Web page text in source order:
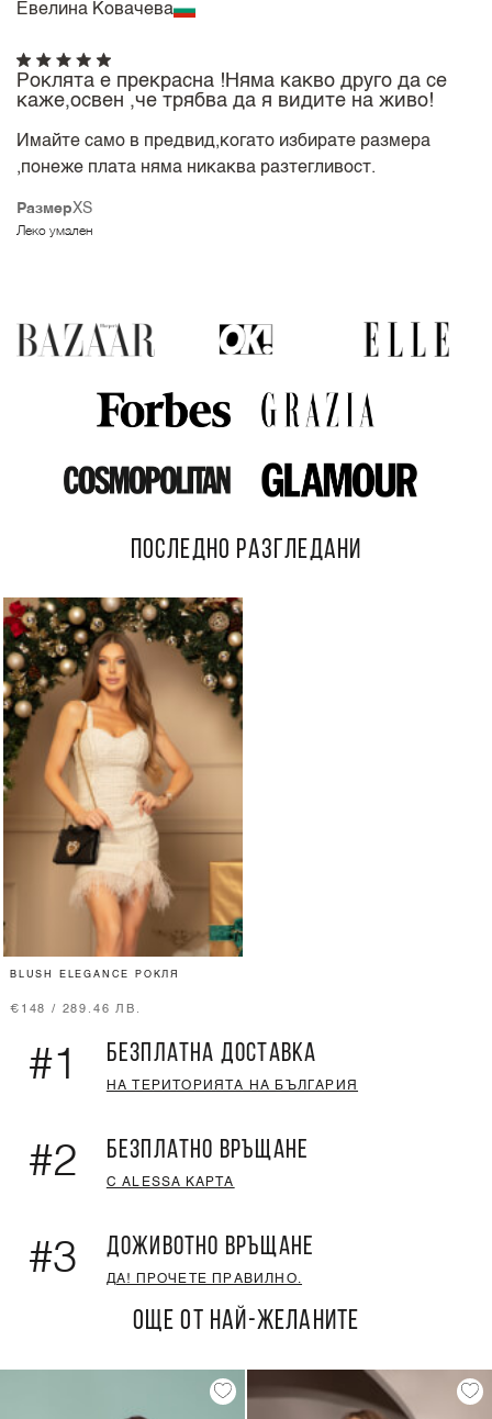
Евелина Ковачева
РазмерXS
Леко умален
Роклята е прекрасна !Няма какво друго да се
каже,освен ,че трябва да я видите на живо!
Имайте само в предвид,когато избирате размера
,понеже плата няма никаква разтегливост.
ПОСЛЕДНО РАЗГЛЕДАНИ
BLUSH ELEGANCE РОКЛЯ
€148 / 289.46 ЛВ.
#1 БЕЗПЛАТНА ДОСТАВКА
НА ТЕРИТОРИЯТА НА БЪЛГАРИЯ
#2 БЕЗПЛАТНО ВРЪЩАНЕ
С ALESSA КАРТА
#3 ДОЖИВОТНО ВРЪЩАНЕ
ДА! ПРОЧЕТЕ ПРАВИЛНО.
ОЩЕ ОТ НАЙ-ЖЕЛАНИТЕ